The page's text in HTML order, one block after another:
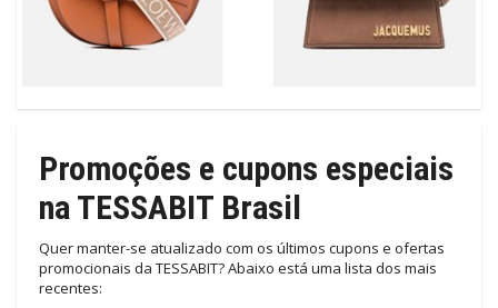
Promoções e cupons especiais
na TESSABIT Brasil
Quer manter-se atualizado com os últimos cupons e ofertas
promocionais da TESSABIT? Abaixo está uma lista dos mais
recentes: